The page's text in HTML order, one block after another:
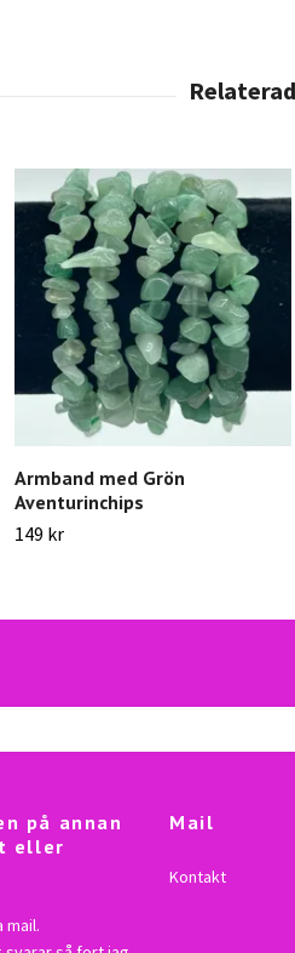
Armband med Grön
Aventurinchips
149 kr
på annan
eller
mail.
Mail
Kontakt